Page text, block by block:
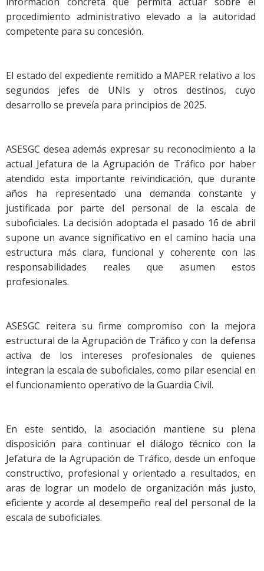
procedimiento administrativo elevado a la autoridad
competente para su concesión.
El estado del expediente remitido a MAPER relativo a los
segundos jefes de UNIs y otros destinos, cuyo
desarrollo se preveía para principios de 2025.
ASESGC desea además expresar su reconocimiento a la
actual Jefatura de la Agrupación de Tráfico por haber
atendido esta importante reivindicación, que durante
años ha representado una demanda constante y
justificada por parte del personal de la escala de
suboficiales. La decisión adoptada el pasado 16 de abril
supone un avance significativo en el camino hacia una
estructura más clara, funcional y coherente con las
responsabilidades reales que asumen estos
profesionales.
ASESGC reitera su firme compromiso con la mejora
estructural de la Agrupación de Tráfico y con la defensa
activa de los intereses profesionales de quienes
integran la escala de suboficiales, como pilar esencial en
el funcionamiento operativo de la Guardia Civil.
En este sentido, la asociación mantiene su plena
disposición para continuar el diálogo técnico con la
Jefatura de la Agrupación de Tráfico, desde un enfoque
constructivo, profesional y orientado a resultados, en
aras de lograr un modelo de organización más justo,
eficiente y acorde al desempeño real del personal de la
escala de suboficiales.